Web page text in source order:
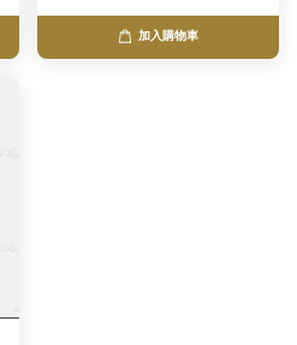
加入購物車